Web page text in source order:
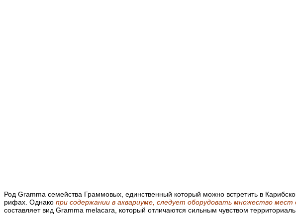
Род Gramma семейства Граммовых, единственный который можно встретить в
рифах. Однако при содержании в аквариуме, следует оборудовать множество мест
составляет вид Gramma melacara, который отличаются сильным чувством